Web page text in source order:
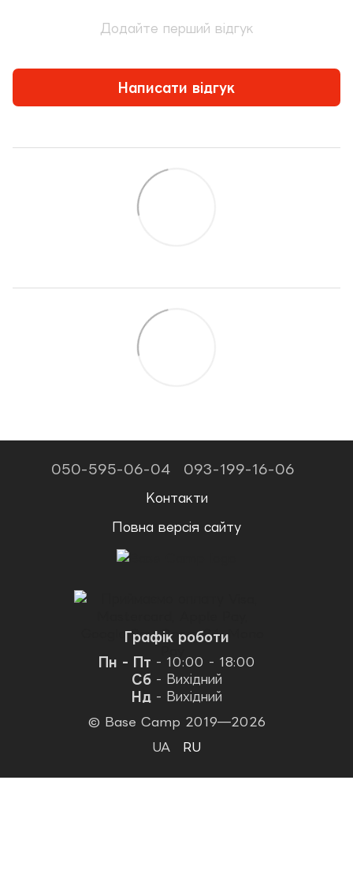
Додайте перший відгук
Написати відгук
050-595-06-04 093-199-16-06
Контакти
Повна версія сайту
Графік роботи
Пн - Пт - 10:00 - 18:00
Сб- Вихідний
Нд - Вихідний
© Base Camp 2019—2026
UA
RU